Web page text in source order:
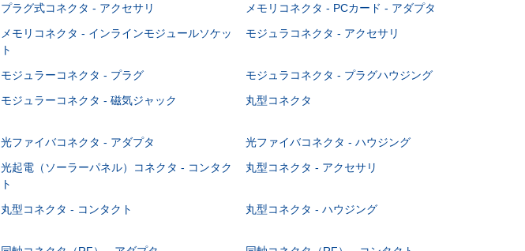
プラグ式コネクタ - アクセサリ
メモリコネクタ - PCカード - アダプタ
メモリコネクタ - インラインモジュールソケッ
ト
モジュラコネクタ - アクセサリ
モジュラーコネクタ - プラグ
モジュラコネクタ - プラグハウジング
モジュラーコネクタ - 磁気ジャック 丸型コネクタ
光ファイバコネクタ - アダプタ
光ファイバコネクタ - ハウジング
光起電（ソーラーパネル）コネクタ - コンタク
ト
丸型コネクタ - アクセサリ
丸型コネクタ - コンタクト 丸型コネクタ - ハウジング